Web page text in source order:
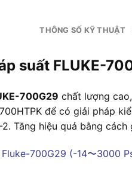
THÔNG SỐ KỸ THUẬT
suất FLUKE-
700G29 chất lượng
để có giải pháp
Tăng hiệu quả bằng